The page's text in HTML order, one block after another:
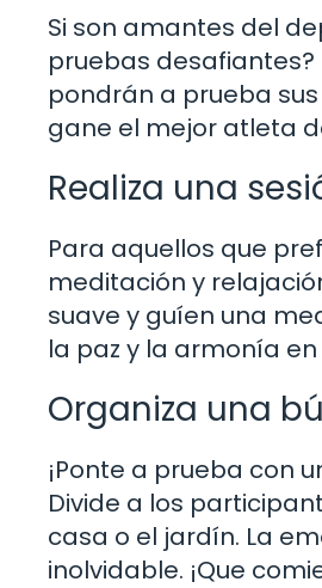
Si son amantes del
pruebas
pondrán a prueba
gane el mejor atleta
Realiza una
Para aquellos que
meditación y
suave y guíen una
la paz y la armonía
Organiza una
¡Ponte a prueba con
Divide a los
casa o el jardín. La
inolvidable. ¡Que